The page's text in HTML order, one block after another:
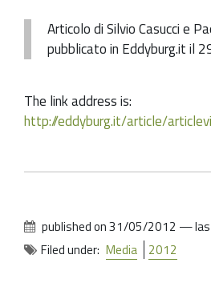
Articolo di Silvio Casucci e
pubblicato in Eddyburg.it il
The link address is:
http://eddyburg.it/article/
published on31/05/2012 —
Filed under: Media 2012